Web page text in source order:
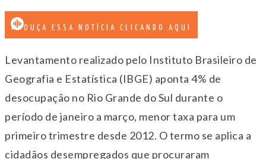
OUÇA ESSA NOTÍCIA CLICANDO AQUI
Levantamento realizado pelo Instituto Brasileiro de
Geografia e Estatística (IBGE) aponta 4% de
desocupação no Rio Grande do Sul durante o
período de janeiro a março, menor taxa para um
primeiro trimestre desde 2012. O termo se aplica a
cidadãos desempregados que procuraram